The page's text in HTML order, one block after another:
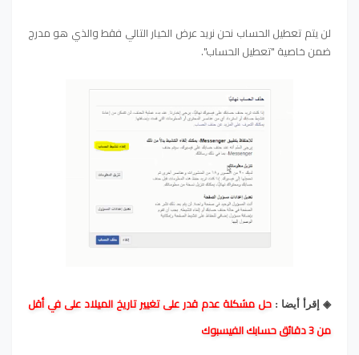
لن يتم تعطيل الحساب نحن نريد عرض الخيار التالي فقط والذي هو مدرج
ضمن خاصية "تعطيل الحساب".
◈ إقرأ أيضا : حل مشكلة عدم قدر على تغيير تاريخ الميلاد على في أقل
من 3 دقائق حسابك الفيسبوك